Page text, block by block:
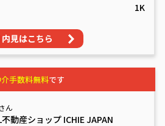
1K
見はこちら
手数料無料です
ん
不動産ショップ ICHIE JAPAN